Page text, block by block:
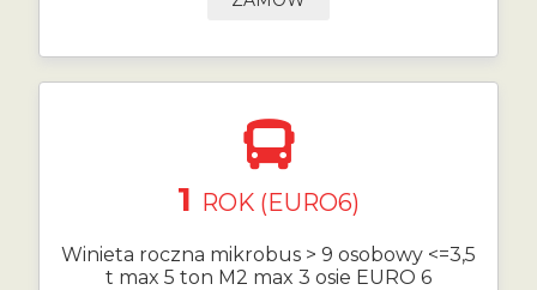
1 ROK (EURO6)
Winieta roczna mikrobus > 9 osobowy <=3,5
t max 5 ton M2 max 3 osie EURO 6